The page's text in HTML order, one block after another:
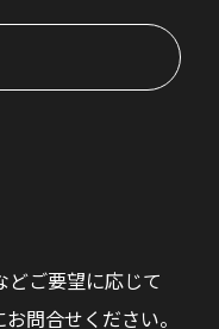
どご要望に応じて
問合せください。